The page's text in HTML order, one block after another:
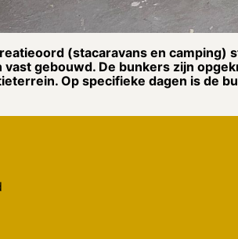
(stacaravans en
gebouwd. De bunkers zijn
Op specifieke dagen is de